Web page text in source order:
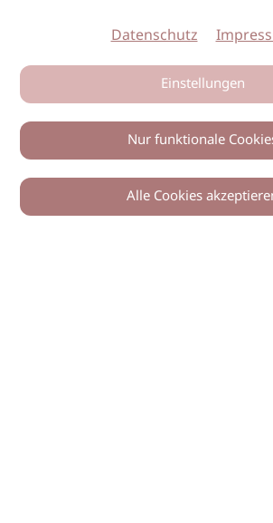
Datenschutz
Einstellungen
Nur funktionale
Alle Cookies